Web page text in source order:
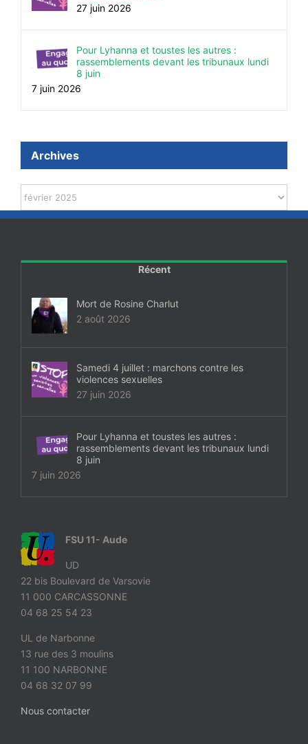
27 juin 2026
Pour Lyhanna et toustes les autres :
rassemblements devant les tribunaux lundi
8 juin
7 juin 2026
Archives
Archives
Récent
Mort de Rosine Charlut
2 août 2026
Samedi 4 juillet : marchons contre les
violences sexuelles
27 juin 2026
Pour Lyhanna et toustes les autres :
rassemblements devant les tribunaux lundi
8 juin
7 juin 2026
FSU 11- Aude
UD
22 bis Boulevard de Varsovie
11 000 CARCASSONNE
04 68 25 54 23
UL de Narbonne
13 rue des 3 moulins
11 100 NARBONNE
04 68 32 07 99
Nous contacter